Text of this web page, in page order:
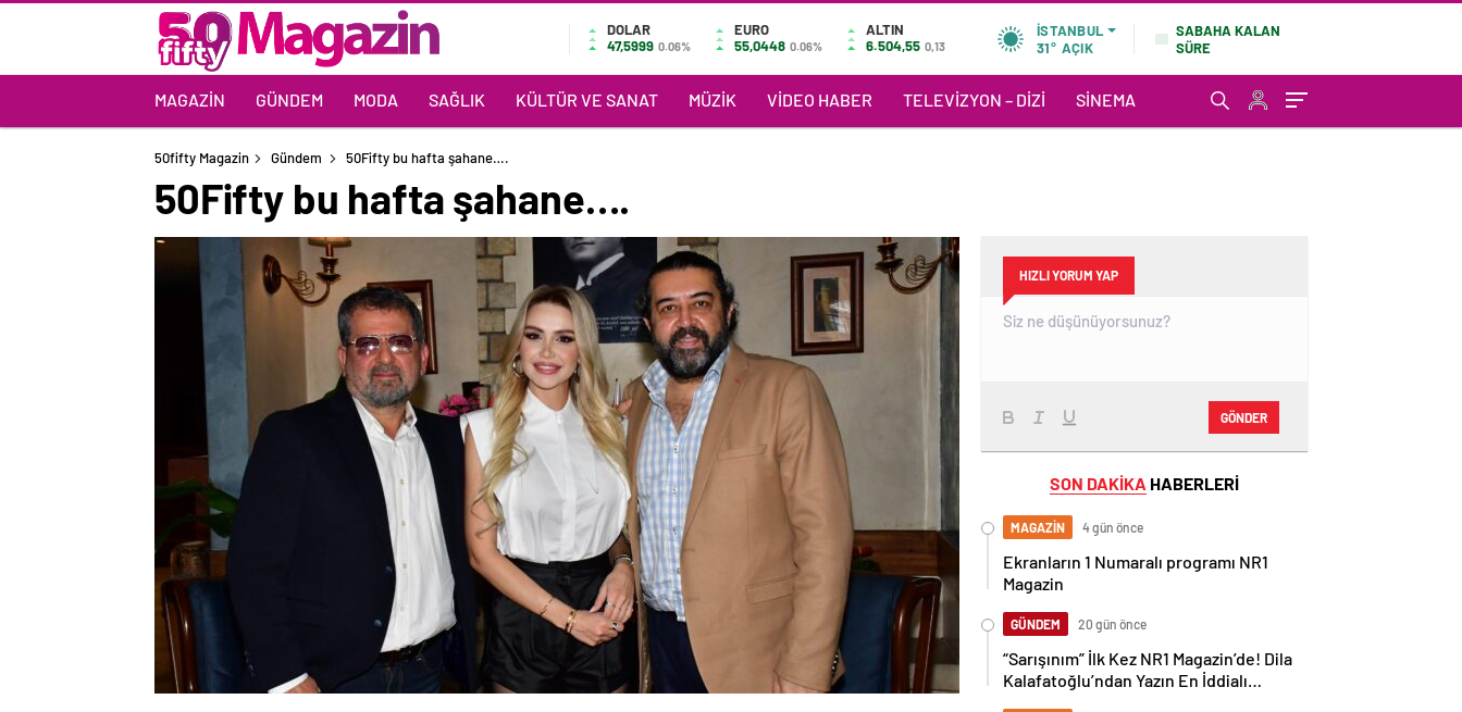
DOLAR
47,5999 0.06%
EURO
55,0448 0.06%
ALTIN
6.504,55 0,13
İSTANBUL
31° AÇIK
SABAHA KALAN
SÜRE
MAGAZIN GÜNDEM MODA SAĞLIK KÜLTÜR VE SANAT MÜZIK VIDEO HABER TELEVIZYON – DIZI SINEMA
50fifty Magazin Gündem 50Fifty bu hafta şahane….
50Fifty bu hafta şahane….
HIZLI YORUM YAP
GÖNDER
SON DAKİKA HABERLERİ
MAGAZİN 4 gün önce
Ekranların 1 Numaralı programı NR1
Magazin
GÜNDEM 20 gün önce
“Sarışınım” İlk Kez NR1 Magazin’de! Dila
Kalafatoğlu’ndan Yazın En İddialı